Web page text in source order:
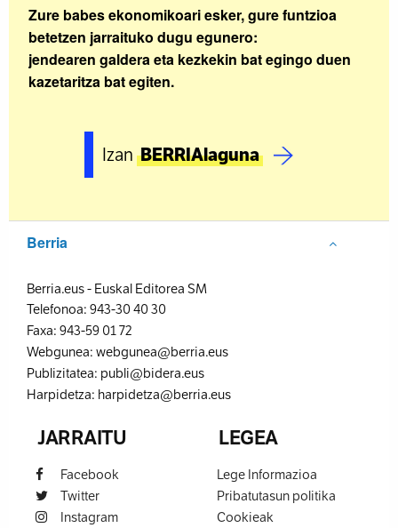
Zure babes ekonomikoari esker, gure funtzioa
betetzen jarraituko dugu egunero:
jendearen galdera eta kezkekin bat egingo duen
kazetaritza bat egiten.
IzanBERRIAlaguna
Berria
Berria.eus- Euskal Editorea SM
Telefonoa: 943-30 40 30
Faxa: 943-59 01 72
Webgunea: webgunea@berria.eus
Publizitatea: publi@bidera.eus
Harpidetza: harpidetza@berria.eus
JARRAITU
Facebook
Twitter
Instagram
LEGEA
Lege Informazioa
Pribatutasun politika
Cookieak